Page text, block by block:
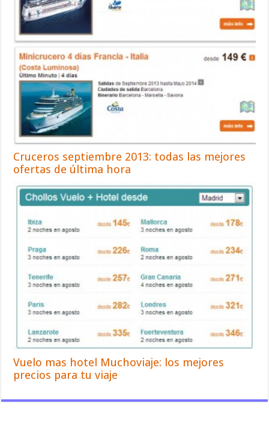
Cruceros septiembre 2013: todas las mejores
ofertas de última hora
Vuelo mas hotel Muchoviaje: los mejores
precios para tu viaje